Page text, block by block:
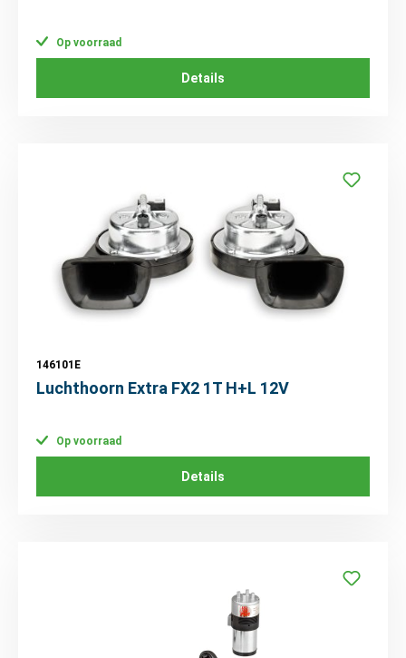
Op voorraad
Details
146101E
Luchthoorn Extra FX2 1T H+L 12V
Op voorraad
Details